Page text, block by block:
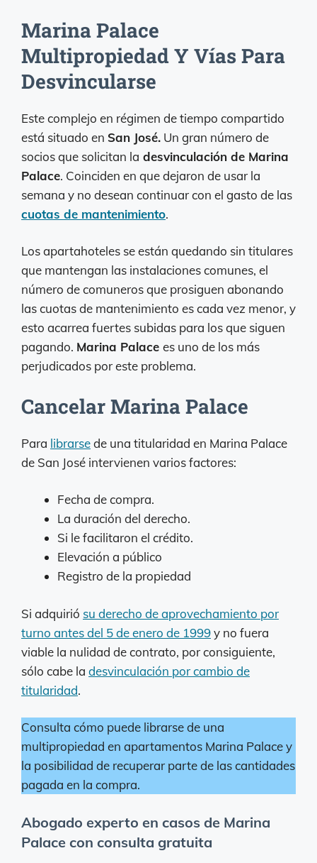
Marina Palace
Multipropiedad Y Vías Para
Desvincularse
Este complejo en régimen de tiempo compartido
está situado en San José. Un gran número de
socios que solicitan la desvinculación de Marina
Palace. Coinciden en que dejaron de usar la
semana y no desean continuar con el gasto de las
cuotas de mantenimiento.
Los apartahoteles se están quedando sin titulares
que mantengan las instalaciones comunes, el
número de comuneros que prosiguen abonando
las cuotas de mantenimiento es cada vez menor, y
esto acarrea fuertes subidas para los que siguen
pagando. Marina Palace es uno de los más
perjudicados por este problema.
Cancelar Marina Palace
Para librarsede una titularidad en Marina Palace
de San José intervienen varios factores:
Fecha de compra.
La duración del derecho.
Si le facilitaron el crédito.
Elevación a público
Registro de la propiedad
Si adquirió su derecho de aprovechamiento por
turno antes del 5 de enero de 1999y no fuera
viable la nulidad de contrato, por consiguiente,
sólo cabe la desvinculación por cambio de
titularidad.
Consulta cómo puede librarse de una
multipropiedad en apartamentos Marina Palace y
la posibilidad de recuperar parte de las cantidades
pagada en la compra.
Abogado experto en casos de Marina
Palace con consulta gratuita